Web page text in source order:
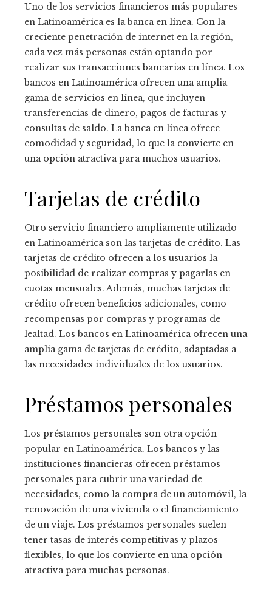
Uno de los servicios financieros más populares
en Latinoamérica es la banca en línea. Con la
creciente penetración de internet en la región,
cada vez más personas están optando por
realizar sus transacciones bancarias en línea. Los
bancos en Latinoamérica ofrecen una amplia
gama de servicios en línea, que incluyen
transferencias de dinero, pagos de facturas y
consultas de saldo. La banca en línea ofrece
comodidad y seguridad, lo que la convierte en
una opción atractiva para muchos usuarios.
Tarjetas de crédito
Otro servicio financiero ampliamente utilizado
en Latinoamérica son las tarjetas de crédito. Las
tarjetas de crédito ofrecen a los usuarios la
posibilidad de realizar compras y pagarlas en
cuotas mensuales. Además, muchas tarjetas de
crédito ofrecen beneficios adicionales, como
recompensas por compras y programas de
lealtad. Los bancos en Latinoamérica ofrecen una
amplia gama de tarjetas de crédito, adaptadas a
las necesidades individuales de los usuarios.
Préstamos personales
Los préstamos personales son otra opción
popular en Latinoamérica. Los bancos y las
instituciones financieras ofrecen préstamos
personales para cubrir una variedad de
necesidades, como la compra de un automóvil, la
renovación de una vivienda o el financiamiento
de un viaje. Los préstamos personales suelen
tener tasas de interés competitivas y plazos
flexibles, lo que los convierte en una opción
atractiva para muchas personas.